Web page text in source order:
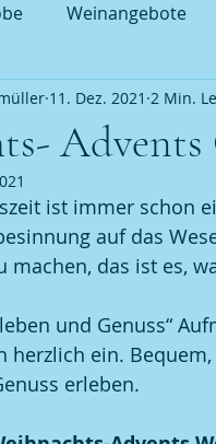
Weinangebote
- my theodorus
Grauburgunder
Blanc
11. Dez. 2021 2 Min.
ist immer schon
auf das
machen, das ist es,
und Genuss“
herzlich ein.
erleben.